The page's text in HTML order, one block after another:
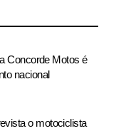
Concorde Motos é
nacional
o motociclista